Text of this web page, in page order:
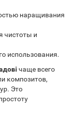
наращивания
чистоты и
использования.
чаще всего
композитов,
Это